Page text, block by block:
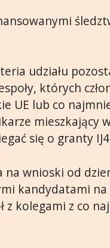
udziału
których
UE lub co
mieszkający
się o granty
na wnioski od
kandydatami na
z kolegami z co